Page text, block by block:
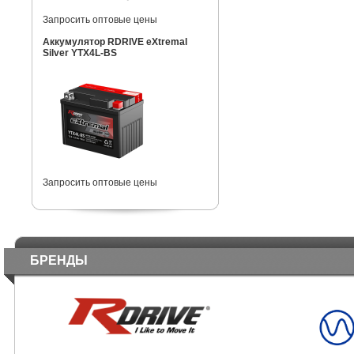
Запросить оптовые цены
Аккумулятор RDRIVE eXtremal
Silver YTX4L-BS
Запросить оптовые цены
БРЕНДЫ